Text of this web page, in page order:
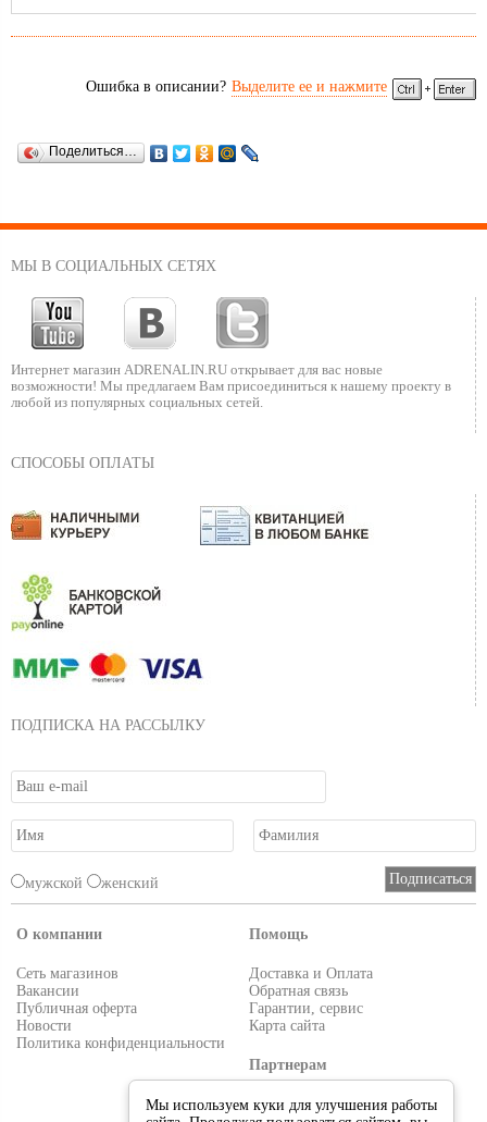
Ошибка в описании? Выделите ее и нажмите
Поделиться…
МЫ В СОЦИАЛЬНЫХ СЕТЯХ
Интернет магазин ADRENALIN.RU открывает для вас новые
возможности! Мы предлагаем Вам присоединиться к нашему проекту в
любой из популярных социальных сетей.
СПОСОБЫ ОПЛАТЫ
ПОДПИСКА НА РАССЫЛКУ
мужской женский
О компании
Сеть магазинов
Вакансии
Публичная оферта
Новости
Политика конфиденциальности
Помощь
Доставка и Оплата
Обратная связь
Гарантии, сервис
Карта сайта
Партнерам
Условия работы
Мы используем куки для улучшения работы